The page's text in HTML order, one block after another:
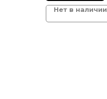
Нет в наличии